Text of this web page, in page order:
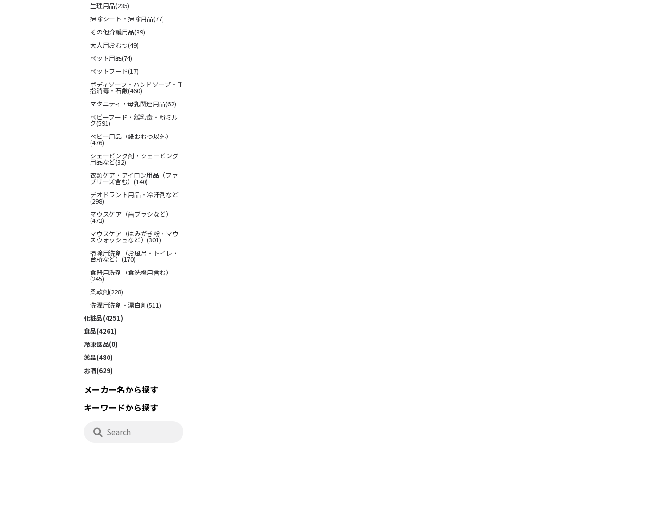
生理用品(235)
掃除シート・掃除用品(77)
その他介護用品(39)
大人用おむつ(49)
ペット用品(74)
ペットフード(17)
ボディソープ・ハンドソープ・手
指消毒・石鹸(460)
マタニティ・母乳関連用品(62)
ベビーフード・離乳食・粉ミル
ク(591)
ベビー用品（紙おむつ以外）
(476)
シェービング剤・シェービング
用品など(32)
衣類ケア・アイロン用品（ファ
ブリーズ含む）(140)
デオドラント用品・冷汗剤など
(298)
マウスケア（歯ブラシなど）
(472)
マウスケア（はみがき粉・マウ
スウォッシュなど）(301)
掃除用洗剤（お風呂・トイレ・
台所など）(170)
食器用洗剤（食洗機用含む）
(245)
柔軟剤(228)
洗濯用洗剤・漂白剤(511)
化粧品(4251)
食品(4261)
冷凍食品(0)
薬品(480)
お酒(629)
メーカー名から探す
キーワードから探す